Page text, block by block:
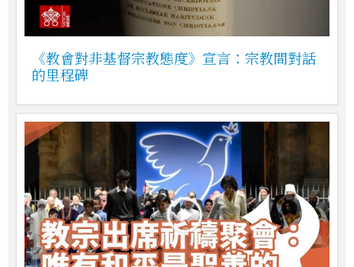
《教會對非基督宗教態度》宣言：宗教間對話
的里程碑